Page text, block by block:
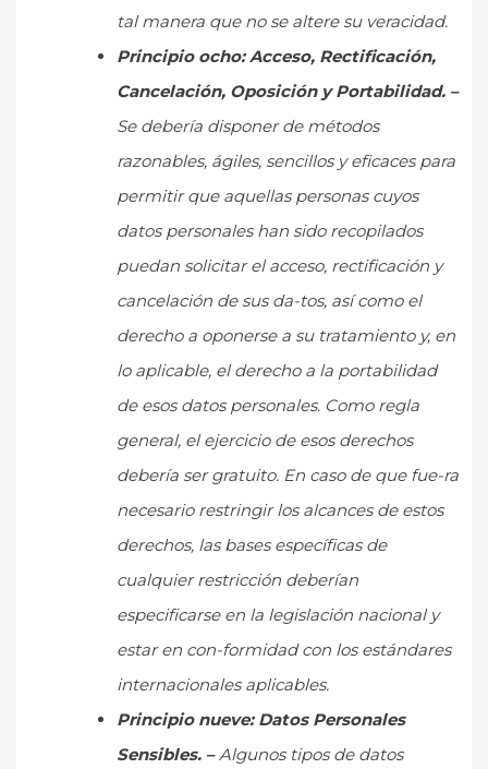
tal manera que no se altere su veracidad.
Principio ocho: Acceso, Rectificación,
Cancelación, Oposición y Portabilidad. –
Se debería disponer de métodos
razonables, ágiles, sencillos y eficaces para
permitir que aquellas personas cuyos
datos personales han sido recopilados
puedan solicitar el acceso, rectificación y
cancelación de sus da-tos, así como el
derecho a oponerse a su tratamiento y, en
lo aplicable, el derecho a la portabilidad
de esos datos personales. Como regla
general, el ejercicio de esos derechos
debería ser gratuito. En caso de que fue-ra
necesario restringir los alcances de estos
derechos, las bases específicas de
cualquier restricción deberían
especificarse en la legislación nacional y
estar en con-formidad con los estándares
internacionales aplicables.
Principio nueve: Datos Personales
Sensibles. –Algunos tipos de datos